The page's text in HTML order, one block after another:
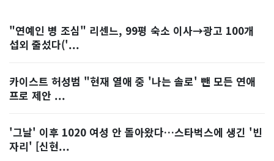
"연예인 병 조심" 리센느, 99평 숙소 이사→광고 100개
섭외 줄섰다('...
카이스트 허성범 "현재 열애 중 '나는 솔로' 뺀 모든 연애
프로 제안 ...
'그날' 이후 1020 여성 안 돌아왔다…스타벅스에 생긴 '빈
자리' [신현...